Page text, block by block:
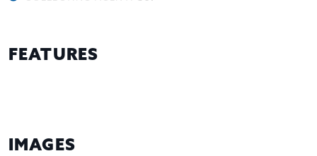
FEATURES
IMAGES